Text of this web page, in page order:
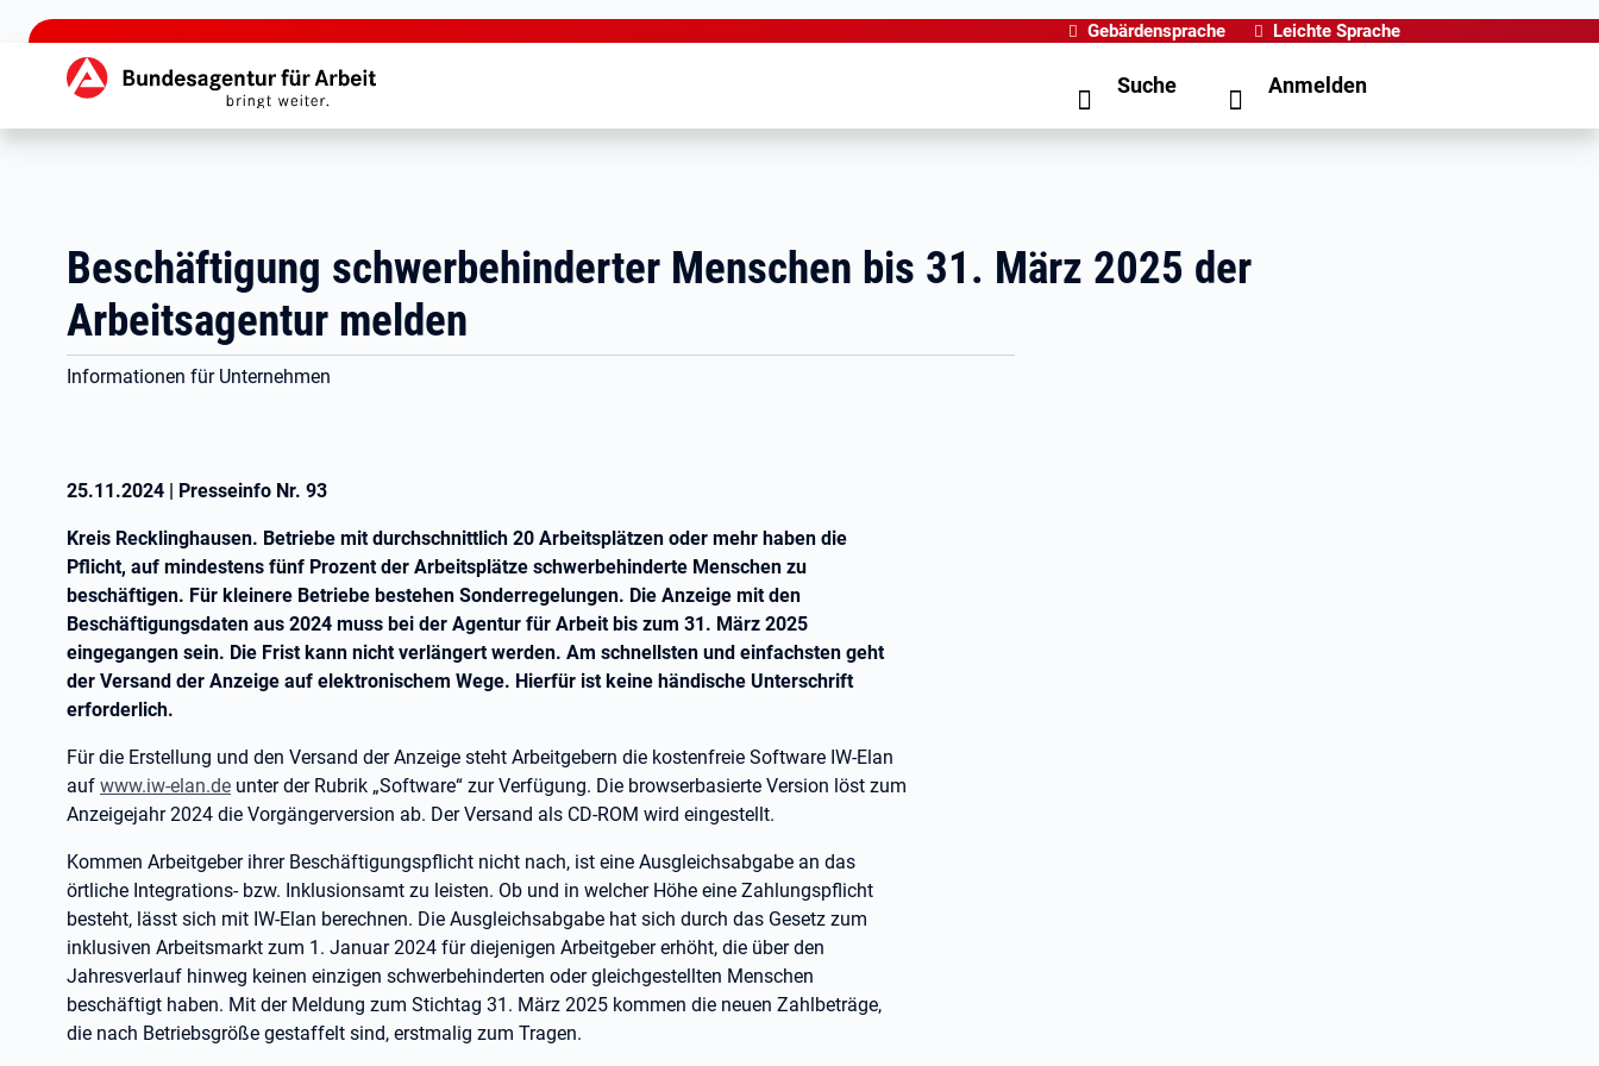
zu den Hauptinhalten springen
Gebärdensprache Leichte Sprache
Hauptnavigation Suche Anmelden
Beschäftigung schwerbehinderter Menschen bis 31. März 2025 der
Arbeitsagentur melden
Informationen für Unternehmen
25.11.2024 | Presseinfo Nr. 93
Kreis Recklinghausen. Betriebe mit durchschnittlich 20 Arbeitsplätzen oder mehr haben die
Pflicht, auf mindestens fünf Prozent der Arbeitsplätze schwerbehinderte Menschen zu
beschäftigen. Für kleinere Betriebe bestehen Sonderregelungen. Die Anzeige mit den
Beschäftigungsdaten aus 2024 muss bei der Agentur für Arbeit bis zum 31. März 2025
eingegangen sein. Die Frist kann nicht verlängert werden. Am schnellsten und einfachsten geht
der Versand der Anzeige auf elektronischem Wege. Hierfür ist keine händische Unterschrift
erforderlich.
Für die Erstellung und den Versand der Anzeige steht Arbeitgebern die kostenfreie Software IW-Elan
auf www.iw-elan.de unter der Rubrik „Software“ zur Verfügung. Die browserbasierte Version löst zum
Anzeigejahr 2024 die Vorgängerversion ab. Der Versand als CD-ROM wird eingestellt.
Kommen Arbeitgeber ihrer Beschäftigungspflicht nicht nach, ist eine Ausgleichsabgabe an das
örtliche Integrations- bzw. Inklusionsamt zu leisten. Ob und in welcher Höhe eine Zahlungspflicht
besteht, lässt sich mit IW-Elan berechnen. Die Ausgleichsabgabe hat sich durch das Gesetz zum
inklusiven Arbeitsmarkt zum 1. Januar 2024 für diejenigen Arbeitgeber erhöht, die über den
Jahresverlauf hinweg keinen einzigen schwerbehinderten oder gleichgestellten Menschen
beschäftigt haben. Mit der Meldung zum Stichtag 31. März 2025 kommen die neuen Zahlbeträge,
die nach Betriebsgröße gestaffelt sind, erstmalig zum Tragen.